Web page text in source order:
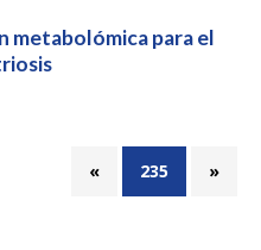
metabolómica para el
« 235 »